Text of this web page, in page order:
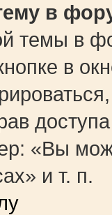
в
темы в
в
«Вы
и т. п.